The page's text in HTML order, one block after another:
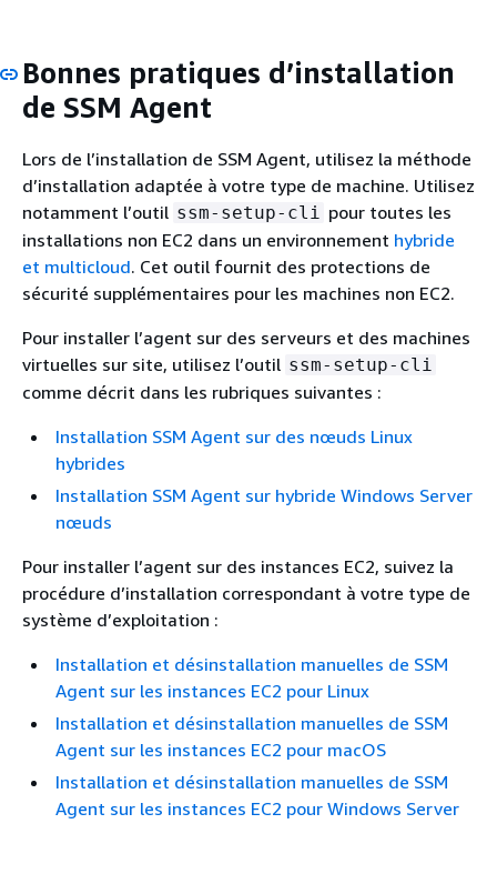
Bonnes pratiques d’installation
de SSM Agent
Lors de l’installation de SSM Agent, utilisez la méthode
d’installation adaptée à votre type de machine. Utilisez
notamment l’outil ssm-setup-cli pour toutes les
installations non EC2 dans un environnement hybride
et multicloud. Cet outil fournit des protections de
sécurité supplémentaires pour les machines non EC2.
Pour installer l’agent sur des serveurs et des machines
virtuelles sur site, utilisez l’outil ssm-setup-cli
comme décrit dans les rubriques suivantes :
Installation SSM Agent sur des nœuds Linux
hybrides
Installation SSM Agent sur hybride Windows Server
nœuds
Pour installer l’agent sur des instances EC2, suivez la
procédure d’installation correspondant à votre type de
système d’exploitation :
Installation et désinstallation manuelles de SSM
Agent sur les instances EC2 pour Linux
Installation et désinstallation manuelles de SSM
Agent sur les instances EC2 pour macOS
Installation et désinstallation manuelles de SSM
Agent sur les instances EC2 pour Windows Server